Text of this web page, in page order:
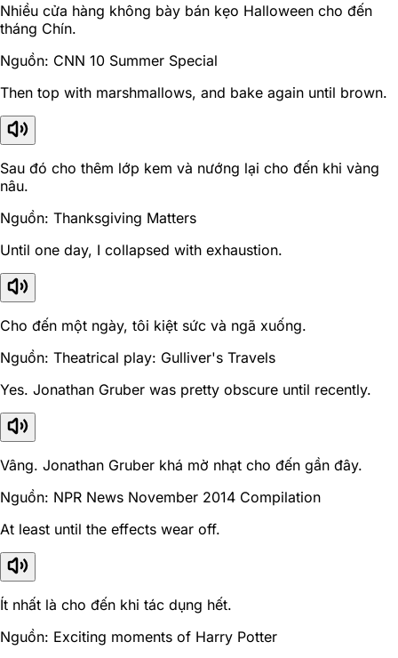
Nhiều cửa hàng không bày bán kẹo Halloween cho đến
tháng Chín.
Nguồn: CNN 10 Summer Special
Then top with marshmallows, and bake again until brown.
Sau đó cho thêm lớp kem và nướng lại cho đến khi vàng
nâu.
Nguồn: Thanksgiving Matters
Until one day, I collapsed with exhaustion.
Cho đến một ngày, tôi kiệt sức và ngã xuống.
Nguồn: Theatrical play: Gulliver's Travels
Yes. Jonathan Gruber was pretty obscure until recently.
Vâng. Jonathan Gruber khá mờ nhạt cho đến gần đây.
Nguồn: NPR News November 2014 Compilation
At least until the effects wear off.
Ít nhất là cho đến khi tác dụng hết.
Nguồn: Exciting moments of Harry Potter